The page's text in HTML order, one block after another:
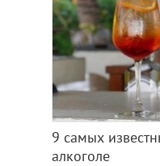
9 самых
алкоголе